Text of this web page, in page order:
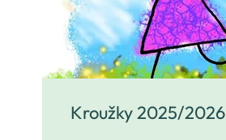
Kroužky 2025/2026